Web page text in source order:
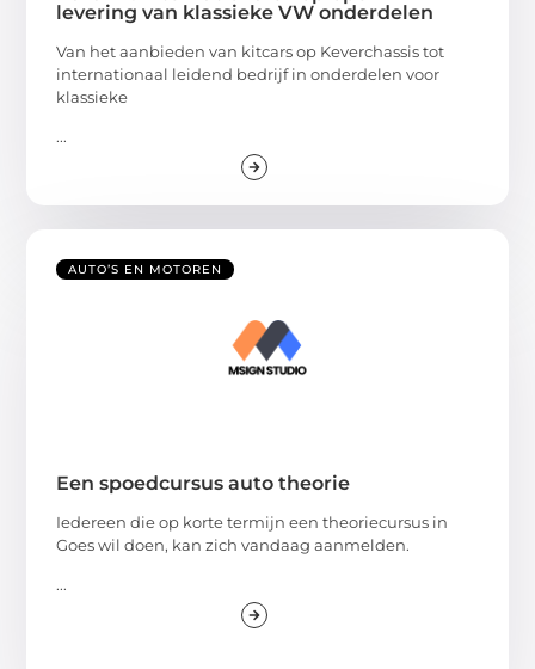
levering van klassieke VW onderdelen
Van het aanbieden van kitcars op Keverchassis tot
internationaal leidend bedrijf in onderdelen voor
klassieke
...
AUTO’S EN MOTOREN
Een spoedcursus auto theorie
Iedereen die op korte termijn een theoriecursus in
Goes wil doen, kan zich vandaag aanmelden.
...